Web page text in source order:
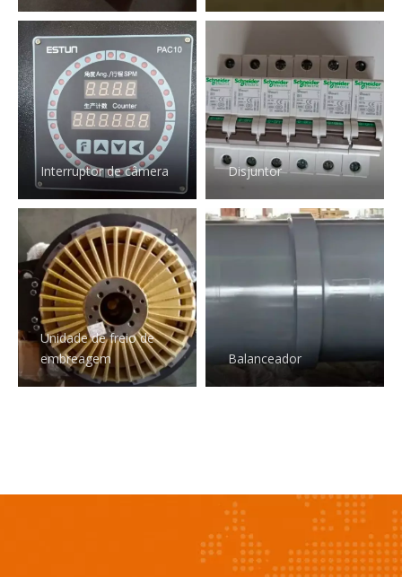
Interruptor de câmera Disjuntor
Unidade de freio de
embreagem
Balanceador